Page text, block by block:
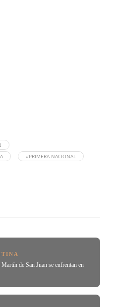
#PRIMERA NACIONAL
de San Juan se enfrentan en